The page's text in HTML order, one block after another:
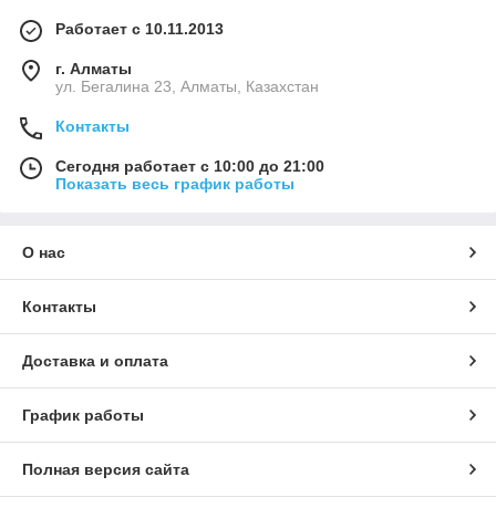
Работает с 10.11.2013
г. Алматы
ул. Бегалина 23, Алматы, Казахстан
Контакты
Сегодня работает с 10:00 до 21:00
Показать весь график работы
О нас
Контакты
Доставка и оплата
График работы
Полная версия сайта